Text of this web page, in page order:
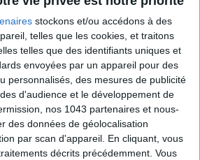
stockons et/ou accédons à des
telles que les cookies, et traitons
telles que des identifiants uniques et
envoyées par un appareil pour des
personnalisés, des mesures de publicité
d'audience et le développement de
nos 1043 partenaires et nous-
des données de géolocalisation
par scan d'appareil. En cliquant, vous
décrits précédemment. Vous